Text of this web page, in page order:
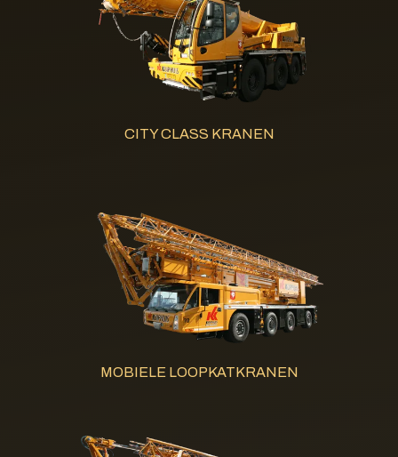
CITY CLASS KRANEN
MOBIELE LOOPKATKRANEN